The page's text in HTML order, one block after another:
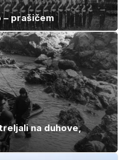
prašičem
na duhove,